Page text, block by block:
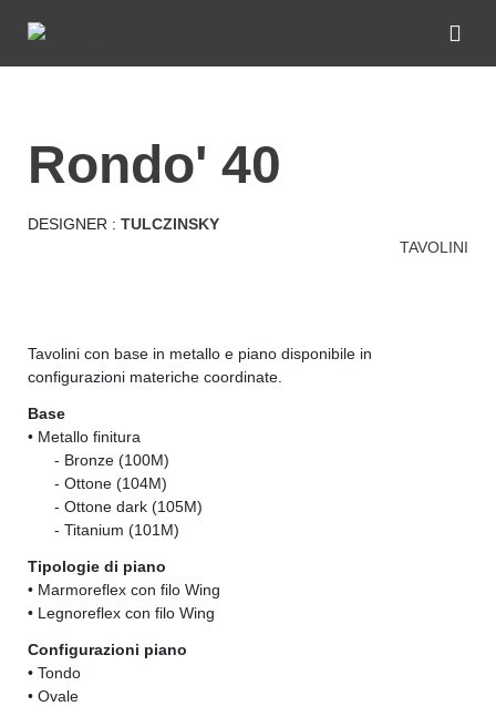
rondo' 40
DESIGNER : TULCZINSKY
TAVOLINI
Tavolini con base in metallo e piano disponibile in
configurazioni materiche coordinate.
Base
• Metallo finitura
- Bronze (100M)
- Ottone (104M)
- Ottone dark (105M)
- Titanium (101M)
Tipologie di piano
• Marmoreflex con filo Wing
• Legnoreflex con filo Wing
Configurazioni piano
• Tondo
• Ovale